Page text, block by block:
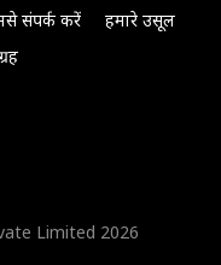
संपर्क करें
हमारे उसूल
Limited 2026